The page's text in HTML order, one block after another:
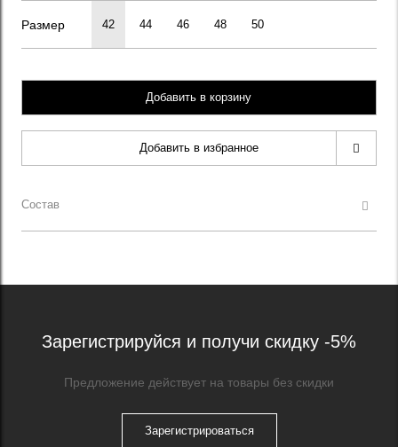
Размер 42 44 46 48 50
Добавить в корзину
Добавить в избранное
Состав
Зарегистрируйся и получи скидку -5%
Предложение действует на товары без скидки
Зарегистрироваться